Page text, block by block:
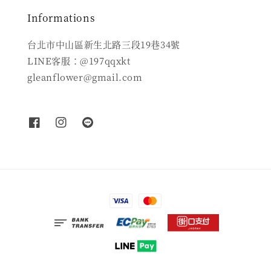
Informations
台北市中山區新生北路三段19巷34號
LINE客服：@197qqxkt
gleanflower@gmail.com